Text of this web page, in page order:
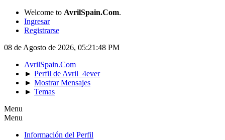
Welcome to AvrilSpain.Com.
Ingresar
Registrarse
08 de Agosto de 2026, 05:21:48 PM
AvrilSpain.Com
► Perfil de Avril_4ever
► Mostrar Mensajes
► Temas
Menu
Menu
Información del Perfil